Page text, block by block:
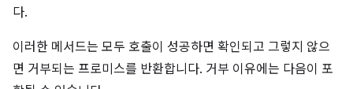
다.
이러한 메서드는 모두 호출이 성공하면 확인되고 그렇지 않으
면 거부되는 프로미스를 반환합니다. 거부 이유에는 다음이 포